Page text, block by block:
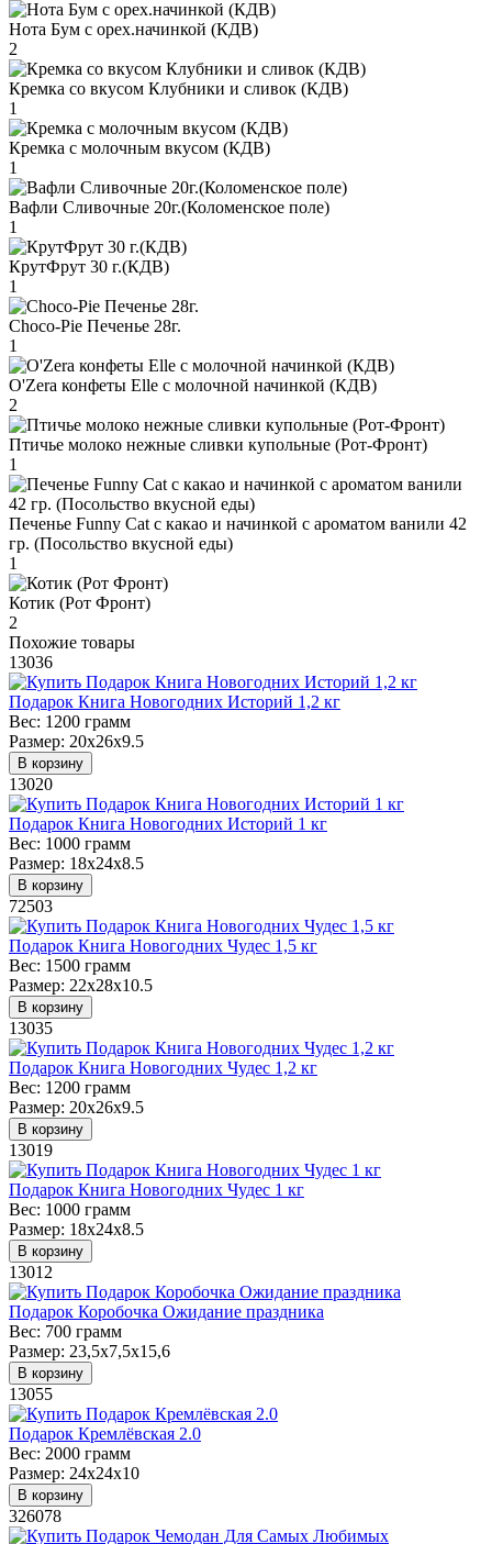
Нота Бум с орех.начинкой (КДВ)
2
Кремка со вкусом Клубники и сливок (КДВ)
1
Кремка с молочным вкусом (КДВ)
1
Вафли Сливочные 20г.(Коломенское поле)
1
КрутФрут 30 г.(КДВ)
1
Choco-Pie Печенье 28г.
1
O'Zera конфеты Elle с молочной начинкой (КДВ)
2
Птичье молоко нежные сливки купольные (Рот-Фронт)
1
Печенье Funny Сat с какао и начинкой с ароматом ванили 42
гр. (Посольство вкусной еды)
1
Котик (Рот Фронт)
2
Похожие товары
13036
Подарок Книга Новогодних Историй 1,2 кг
Вес: 1200 грамм
Размер: 20х26х9.5
В корзину
13020
Подарок Книга Новогодних Историй 1 кг
Вес: 1000 грамм
Размер: 18х24х8.5
В корзину
72503
Подарок Книга Новогодних Чудес 1,5 кг
Вес: 1500 грамм
Размер: 22х28х10.5
В корзину
13035
Подарок Книга Новогодних Чудес 1,2 кг
Вес: 1200 грамм
Размер: 20х26х9.5
В корзину
13019
Подарок Книга Новогодних Чудес 1 кг
Вес: 1000 грамм
Размер: 18х24х8.5
В корзину
13012
Подарок Коробочка Ожидание праздника
Вес: 700 грамм
Размер: 23,5х7,5х15,6
В корзину
13055
Подарок Кремлёвская 2.0
Вес: 2000 грамм
Размер: 24х24х10
В корзину
326078